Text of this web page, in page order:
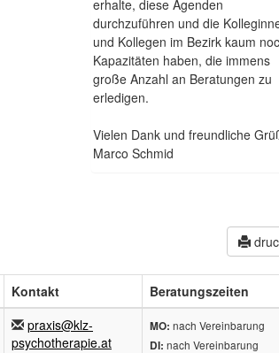
erhalte, diese Agenden
durchzuführen und die
und Kollegen im Bezirk kaum
Kapazitäten haben, die immens
große Anzahl an Beratungen zu
erledigen.
Vielen Dank und freundliche
Marco Schmid
Kontakt
Beratungszeiten
praxis@klz-
psychotherapie.at
MO: nach Vereinbarung
DI: nach Vereinbarung